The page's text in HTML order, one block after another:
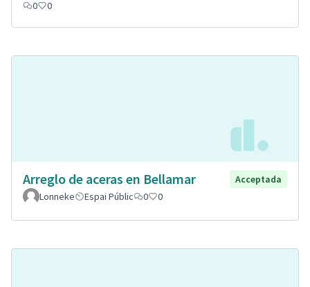
0 0
Arreglo de aceras en Bellamar
Acceptada
Lonneke
Espai Públic 0 0